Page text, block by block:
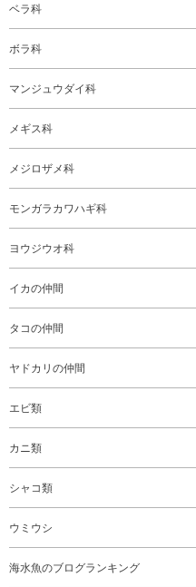
ベラ科
ボラ科
マンジュウダイ科
メギス科
メジロザメ科
モンガラカワハギ科
ヨウジウオ科
イカの仲間
タコの仲間
ヤドカリの仲間
エビ類
カニ類
シャコ類
ウミウシ
海水魚のブログランキング